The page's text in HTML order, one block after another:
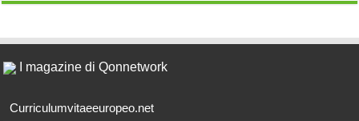
I magazine di Qonnetwork
Curriculumvitaeeuropeo.net